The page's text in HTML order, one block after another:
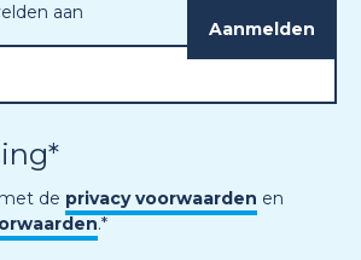
aan
*
de privacy voorwaarden en
.*